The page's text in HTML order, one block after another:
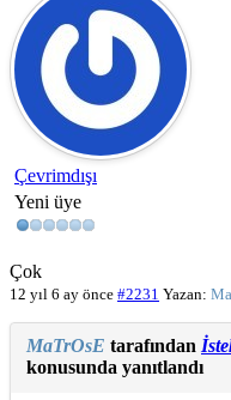
Çevrimdışı
Yeni üye
Çok
12 yıl 6 ay önce #2231 Yazan:
MaTrOsE tarafından
konusunda yanıtlandı